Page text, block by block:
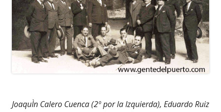
JoaquÌn Calero Cuenca (2º por la Izquierda), Eduardo Ruiz